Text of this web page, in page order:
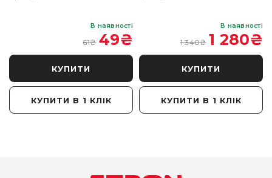
В наявності
61₴ 49₴
КУПИТИ
КУПИТИ В 1 КЛІК
В наявності
1 340₴ 1 280₴
КУПИТИ
КУПИТИ В 1 КЛІК